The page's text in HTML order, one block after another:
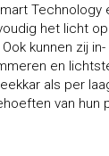
Technology
het licht
kunnen zij
en
als per
van hun